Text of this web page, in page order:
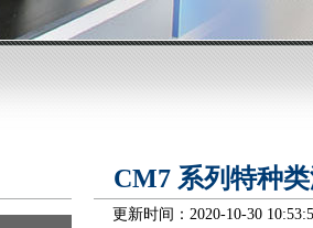
CM7 系列特种
更新时间：2020-10-30